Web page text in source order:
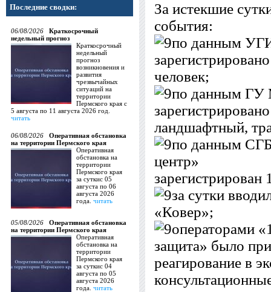
Последние сводки:
06/08/2026
Краткосрочный
недельный прогноз
Краткосрочный
недельный
прогноз
возникновения и
развития
чрезвычайных
ситуаций на
территории
Пермского края с
5 августа по 11 августа 2026 год.
читать
06/08/2026
Оперативная обстановка
на территории Пермского края
Оперативная
обстановка на
территории
Пермского края
за суткис 05
августа по 06
августа 2026
года. читать
05/08/2026
Оперативная обстановка
на территории Пермского края
Оперативная
обстановка на
территории
Пермского края
за суткис 04
августа по 05
августа 2026
года. читать
За истекшие
события:
по данным
человек;
по данным ГУ
ландшафтный,
по данным
центр»
зарегистрирован
за сутки
«Ковер»;
операторами
защита» было
реагирование в